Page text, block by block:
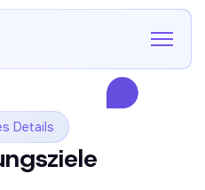
Details